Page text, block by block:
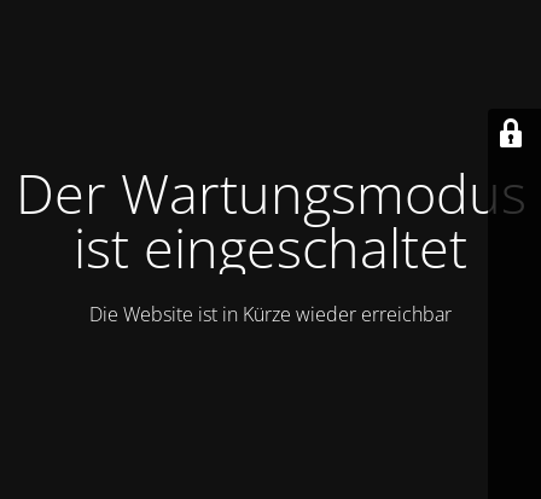
Der Wartungsmodus
ist eingeschaltet
Die Website ist in Kürze wieder erreichbar